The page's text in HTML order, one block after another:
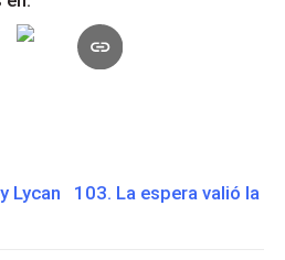
Lycan 103. La espera valió la